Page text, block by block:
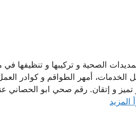
الصحية و تركيبها و تنظيفها
الخدمات، أمهر الطواقم و كوادر
و إتقان. رقم صحي ابو الحصاني
المزيد